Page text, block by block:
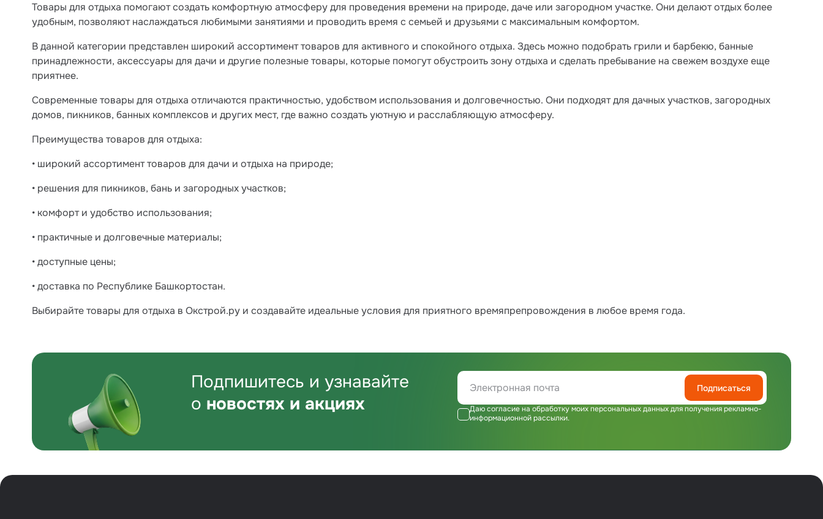
Товары для отдыха помогают создать комфортную атмосферу для проведения времени на природе, даче или загородном участке. Они делают отдых более
удобным, позволяют наслаждаться любимыми занятиями и проводить время с семьей и друзьями с максимальным комфортом.
В данной категории представлен широкий ассортимент товаров для активного и спокойного отдыха. Здесь можно подобрать грили и барбекю, банные
принадлежности, аксессуары для дачи и другие полезные товары, которые помогут обустроить зону отдыха и сделать пребывание на свежем воздухе еще
приятнее.
Современные товары для отдыха отличаются практичностью, удобством использования и долговечностью. Они подходят для дачных участков, загородных
домов, пикников, банных комплексов и других мест, где важно создать уютную и расслабляющую атмосферу.
Преимущества товаров для отдыха:
• широкий ассортимент товаров для дачи и отдыха на природе;
• решения для пикников, бань и загородных участков;
• комфорт и удобство использования;
• практичные и долговечные материалы;
• доступные цены;
• доставка по Республике Башкортостан.
Выбирайте товары для отдыха в Окстрой.ру и создавайте идеальные условия для приятного времяпрепровождения в любое время года.
Подпишитесь и узнавайте
о новостях и акциях
Подписаться
Даю согласие на обработку моих персональных данных для получения рекламно-
информационной рассылки.